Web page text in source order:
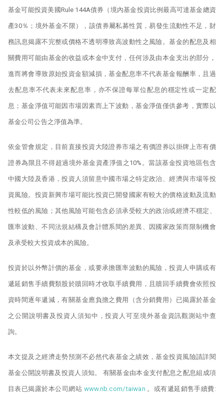
基金可能投資美國Rule 144A債券（境內基金投資比例最高可達基金總資
產30％；境外基金不限），該債券屬私募性質，易發生流動性不足，財
務訊息揭露不完整或價格不透明導致高波動性之風險。基金的配息及相
關費用可能由基金的收益或本金中支付，任何涉及由本金支出的部分，
進而將會導致原始投資金額減損，基金配息率不代表基金報酬率，且過
去配息率不代表未來配息率，亦不保證每單位配息的穩定性或一定配
息；基金淨值可能因市場因素而上下波動，基金淨值僅供參考，實際以
基金公司公告之淨值為準。
依金管會規定，目前直接投資大陸證券市場之有價證券以掛牌上市有價
證券為限且不得超過境外基金資產淨值之10%。當該基金投資地區包含
中國大陸及香港，投資人須留意中國市場之特定政治、經濟與市場等投
資風險。投資新興市場可能比投資已開發國家有較大的價格波動及流動
性較低的風險；其他風險可能包含必須承受較大的政治或經濟不穩定、
匯率波動、不同法規結構及會計體系間的差異、因國家政策而限制機會
及承受較大投資成本的風險。
投資於以外幣計價的基金，或要承擔匯率波動的風險，投資人申購或有
遞延銷售手續費類股於贖回時才收取手續費用，且贖回手續費會依照投
資時間逐年遞減，有關基金應負擔之費用（含分銷費用）已揭露於基金
之公開說明書及投資人須知中，投資人可至境外基金資訊觀測站中查
詢。
本文提及之經濟走勢預測不必然代表基金之績效，基金投資風險請詳閱
基金公開說明書及投資人須知。 有關基金由本金支付配息之配息組成項
目表已揭露於本公司網站 www.nb.com/taiwan 。或有遞延銷售手續費: